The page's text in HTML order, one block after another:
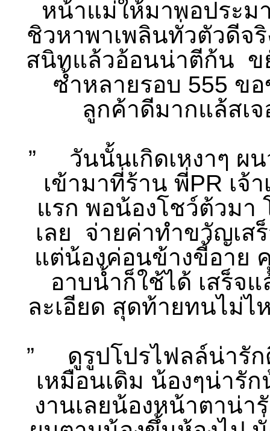
หน้าแม่ให้มาพอประม
ชิวหาพาเพลินทั่วตัวดีจ
สนิทแล้วอ้อนน่าตีก้น ข
ซ้ำหลายรอบ 555 ข
ลูกค้าดีมากแล้สเ
” วันนั้นเกิดเหงาๆ ผน
เข้ามาที่ร้าน พี่PR เจ้
แรก พอน้องโชว์ต้วมา
เลย จ่ายค่าทำขวัญเส
แต่น้องค่อนข้างขี้อาย
อาบน้ำก็ใช้ได้ เสร็จ
ละเอียด สุดท้ายทนไม่ไ
” ดูรูปโปรไฟลล์น่ารักดี
เหมือนเดิม น้องๆน่ารั
งานเลยน้องหน้าตาน่า